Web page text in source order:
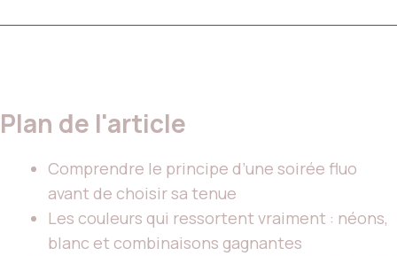
Plan de l'article
Comprendre le principe d’une soirée fluo
avant de choisir sa tenue
Les couleurs qui ressortent vraiment : néons,
blanc et combinaisons gagnantes